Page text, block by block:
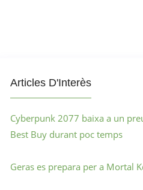
Articles D'Interès
Cyberpunk 2077 baixa a un
Best Buy durant poc temps
Geras es prepara per a Mortal